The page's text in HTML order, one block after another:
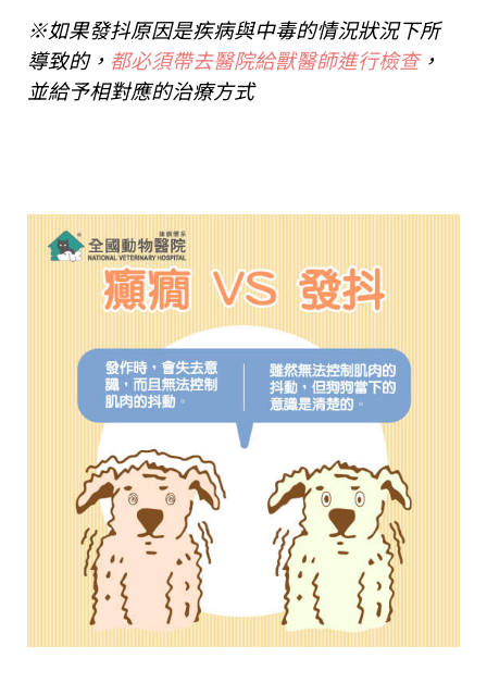
※如果發抖原因是疾病與中毒的情況狀況下所
導致的， 都必須帶去醫院給獸醫師進行檢查，
並給予相對應的治療方式